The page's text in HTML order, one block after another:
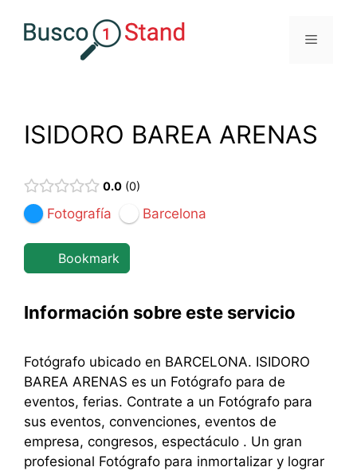
Menú
ISIDORO BAREA ARENAS
0.0 0
Fotografía Barcelona
Bookmark
Información sobre este servicio
Fotógrafo ubicado en BARCELONA. ISIDORO
BAREA ARENAS es un Fotógrafo para de
eventos, ferias. Contrate a un Fotógrafo para
sus eventos, convenciones, eventos de
empresa, congresos, espectáculo . Un gran
profesional Fotógrafo para inmortalizar y lograr